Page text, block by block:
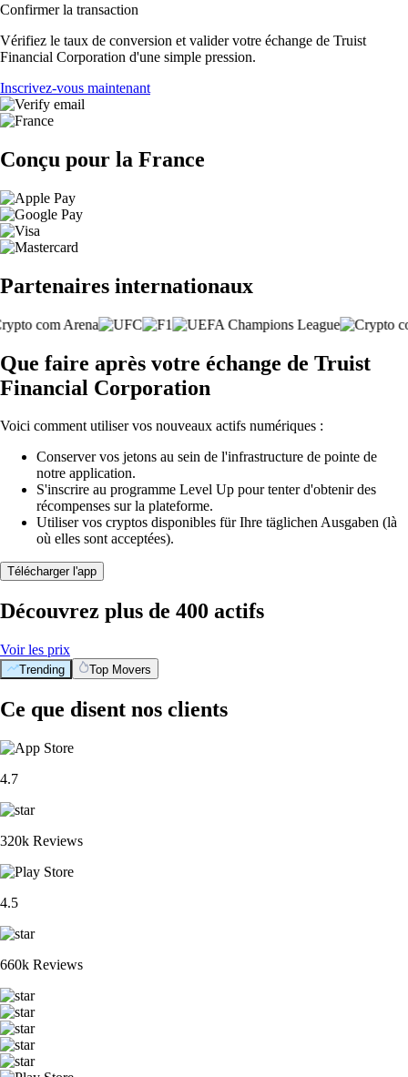
Confirmer la transaction
Vérifiez le taux de conversion et valider votre échange de Truist
Financial Corporation d'une simple pression.
Inscrivez-vous maintenant
Conçu pour la France
Partenaires internationaux
Que faire après votre échange de Truist
Financial Corporation
Voici comment utiliser vos nouveaux actifs numériques :
Conserver vos jetons au sein de l'infrastructure de pointe de
notre application.
S'inscrire au programme Level Up pour tenter d'obtenir des
récompenses sur la plateforme.
Utiliser vos cryptos disponibles für Ihre täglichen Ausgaben (là
où elles sont acceptées).
Télécharger l'app
Découvrez plus de 400 actifs
Voir les prix
Trending Top Movers
Ce que disent nos clients
4.7
320k Reviews
4.5
660k Reviews